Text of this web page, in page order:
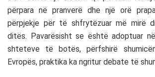
përpara në pranverë dhe një orë
përpjekje për të shfrytëzuar më mirë
ditës. Pavarësisht se është adoptuar
shteteve të botës, përfshirë
Evropës, praktika ka ngritur debate të